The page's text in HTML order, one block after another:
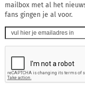
mailbox met al het
fans gingen je al voor.